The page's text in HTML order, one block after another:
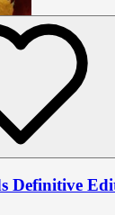
Definitive